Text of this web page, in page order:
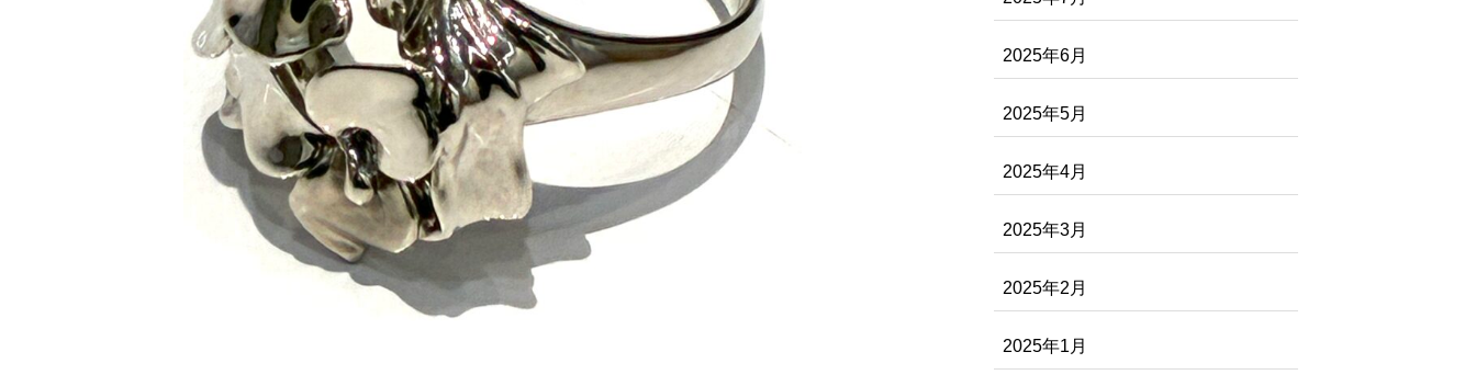
2025年6月
2025年5月
2025年4月
2025年3月
2025年2月
2025年1月